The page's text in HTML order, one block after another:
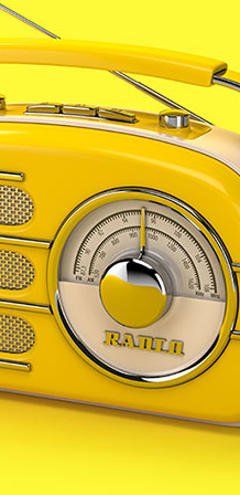
a BCN el director
Costa i del Mar del
i Medi Ambient,
de la Generalitat
a l’erosió de la
de l’aportació de
estan provocant
litoral comarcal. En
i les onades piquen
de protecció de la via